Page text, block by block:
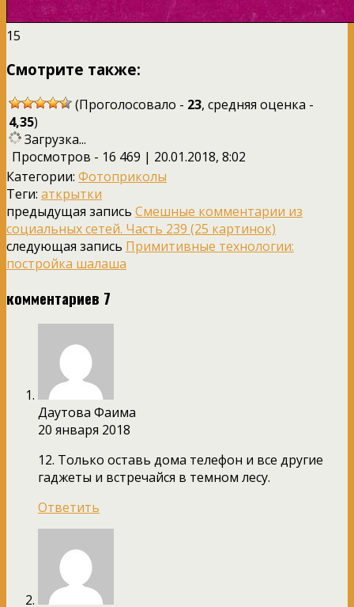
15
Смотрите также:
(Проголосовало - 23, средняя оценка -
4,35)
Загрузка...
Просмотров - 16 469 | 20.01.2018, 8:02
Категории: Фотоприколы
Теги: аткрытки
предыдущая запись Смешные комментарии из
социальных сетей. Часть 239 (25 картинок)
следующая запись Примитивные технологии:
постройка шалаша
комментариев 7
Даутова Фаима
20 января 2018
12. Только оставь дома телефон и все другие
гаджеты и встречайся в темном лесу.
Ответить